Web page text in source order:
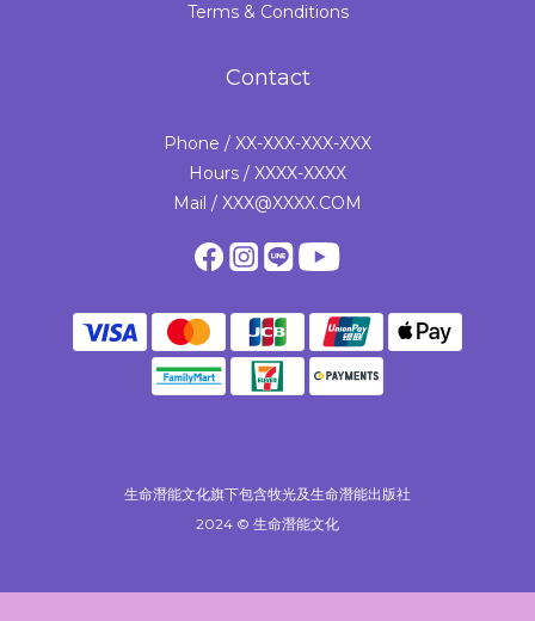
Terms & Conditions
Contact
Phone / XX-XXX-XXX-XXX
Hours / XXXX-XXXX
Mail / XXX@XXXX.COM
生命潛能文化旗下包含牧光及生命潛能出版社
2024 © 生命潛能文化